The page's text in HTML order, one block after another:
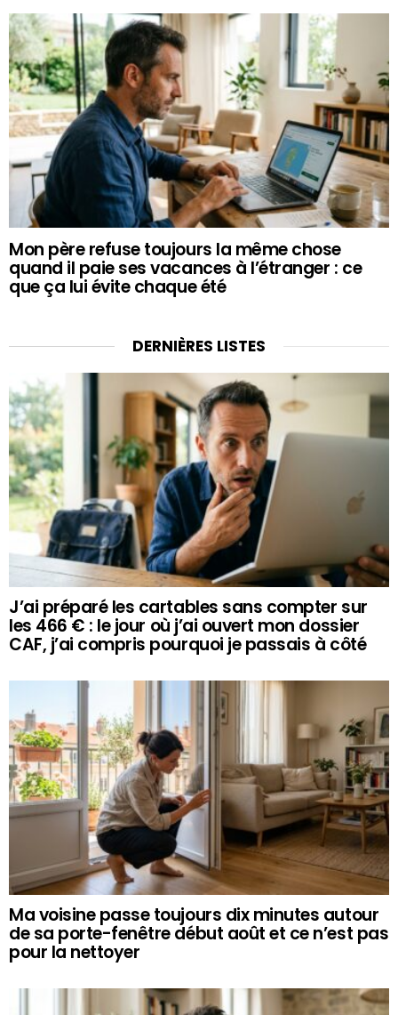
Mon père refuse toujours la même chose
quand il paie ses vacances à l’étranger : ce
que ça lui évite chaque été
DERNIÈRES LISTES
J’ai préparé les cartables sans compter sur
les 466 € : le jour où j’ai ouvert mon dossier
CAF, j’ai compris pourquoi je passais à côté
Ma voisine passe toujours dix minutes autour
de sa porte-fenêtre début août et ce n’est pas
pour la nettoyer